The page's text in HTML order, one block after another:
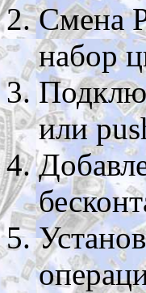
Смена
набор
или